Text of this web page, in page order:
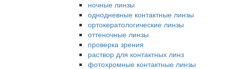
ночные линзы
однодневные контактные линзы
ортокератологические линзы
оттеночные линзы
проверка зрения
раствор для контактных линз
фотохромные контактные линзы